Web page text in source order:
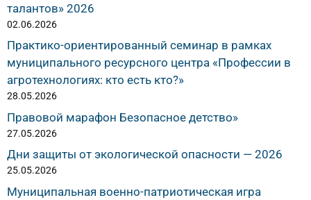
талантов» 2026
02.06.2026
Практико-ориентированный семинар в рамках
муниципального ресурсного центра «Профессии в
агротехнологиях: кто есть кто?»
28.05.2026
Правовой марафон Безопасное детство»
27.05.2026
Дни защиты от экологической опасности — 2026
25.05.2026
Муниципальная военно-патриотическая игра